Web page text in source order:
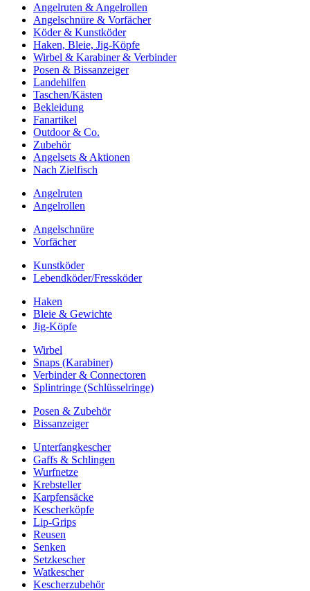
Angelruten & Angelrollen
Angelschnüre & Vorfächer
Köder & Kunstköder
Haken, Bleie, Jig-Köpfe
Wirbel & Karabiner & Verbinder
Posen & Bissanzeiger
Landehilfen
Taschen/Kästen
Bekleidung
Fanartikel
Outdoor & Co.
Zubehör
Angelsets & Aktionen
Nach Zielfisch
Angelruten
Angelrollen
Angelschnüre
Vorfächer
Kunstköder
Lebendköder/Fressköder
Haken
Bleie & Gewichte
Jig-Köpfe
Wirbel
Snaps (Karabiner)
Verbinder & Connectoren
Splintringe (Schlüsselringe)
Posen & Zubehör
Bissanzeiger
Unterfangkescher
Gaffs & Schlingen
Wurfnetze
Krebsteller
Karpfensäcke
Kescherköpfe
Lip-Grips
Reusen
Senken
Setzkescher
Watkescher
Kescherzubehör